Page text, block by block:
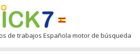
de trabajos Española motor de búsqueda